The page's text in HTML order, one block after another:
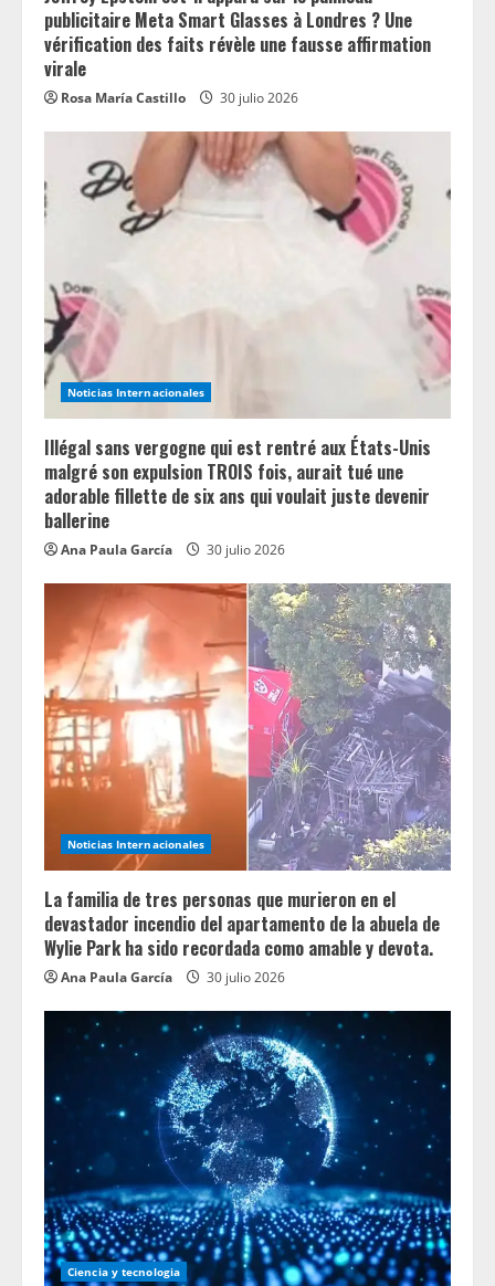
publicitaire Meta Smart Glasses à Londres ? Une
vérification des faits révèle une fausse affirmation
virale
Rosa María Castillo 30 julio 2026
Noticias Internacionales
Illégal sans vergogne qui est rentré aux États-Unis
malgré son expulsion TROIS fois, aurait tué une
adorable fillette de six ans qui voulait juste devenir
ballerine
Ana Paula García 30 julio 2026
Noticias Internacionales
La familia de tres personas que murieron en el
devastador incendio del apartamento de la abuela de
Wylie Park ha sido recordada como amable y devota.
Ana Paula García 30 julio 2026
Ciencia y tecnologia